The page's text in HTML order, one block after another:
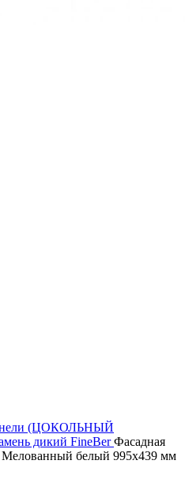
(ЦОКОЛЬНЫЙ
дикий FineBerФасадная
белый 995х439 мм